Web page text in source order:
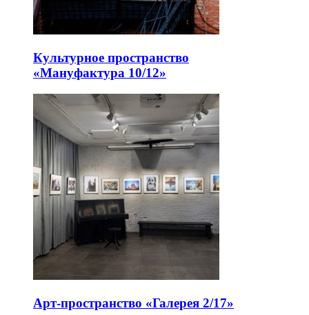
Культурное пространство
«Мануфактура 10/12»
Арт-пространство «Галерея 2/17»